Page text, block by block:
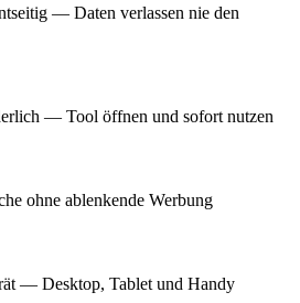
— Daten verlassen nie den
— Tool öffnen und sofort nutzen
ohne ablenkende Werbung
— Desktop, Tablet und Handy